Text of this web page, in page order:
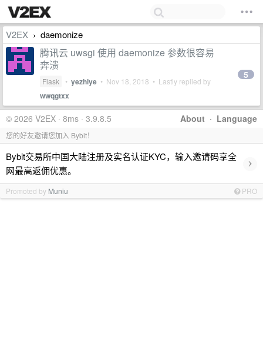
V2EX › daemonize
腾讯云 uwsgi 使用 daemonize 参数很容易
奔溃
Flask • yezhiye • Nov 18, 2018 • Lastly replied by
wwqgtxx
5
About · Language
© 2026 V2EX · 8ms · 3.9.8.5
您的好友邀请您加入 Bybit！
Bybit交易所中国大陆注册及实名认证KYC，输入邀请码享全
网最高返佣优惠。
›
Promoted by Muniu PRO